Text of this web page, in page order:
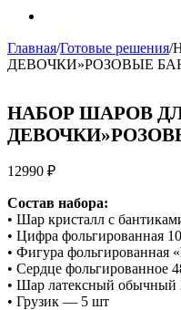
Главная/Готовые решения/
ДЕВОЧКИ»РОЗОВЫЕ
НАБОР ШАРОВ
12990 ₽
Состав набора:
• Шар кристалл с
• Цифра фольгированная
• Фигура
• Сердце фольгированное
• Шар латексный
• Грузик — 5 шт